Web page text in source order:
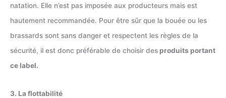
natation. Elle n’est pas imposée aux producteurs mais est
hautement recommandée. Pour être sûr que la bouée ou les
brassards sont sans danger et respectent les règles de la
sécurité, il est donc préférable de choisir des produits portant
ce label.
3. La flottabilité